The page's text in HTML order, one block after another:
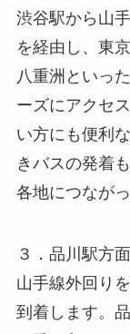
渋谷駅から山
を経由し、東
八重洲といっ
ーズにアクセ
い方にも便利
きバスの発着
各地につなが
３．品川駅方面
山手線外回り
到着します。